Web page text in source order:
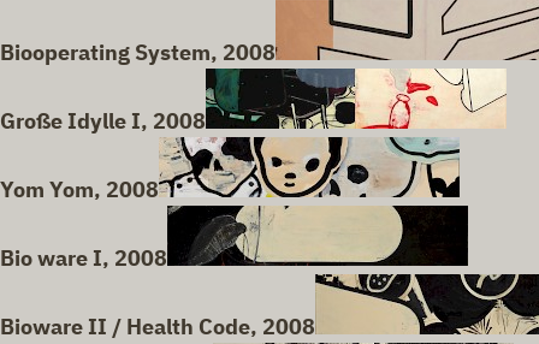
Biooperating System, 2008
Große Idylle I, 2008
Yom Yom, 2008
Bio ware I, 2008
Bioware II / Health Code, 2008